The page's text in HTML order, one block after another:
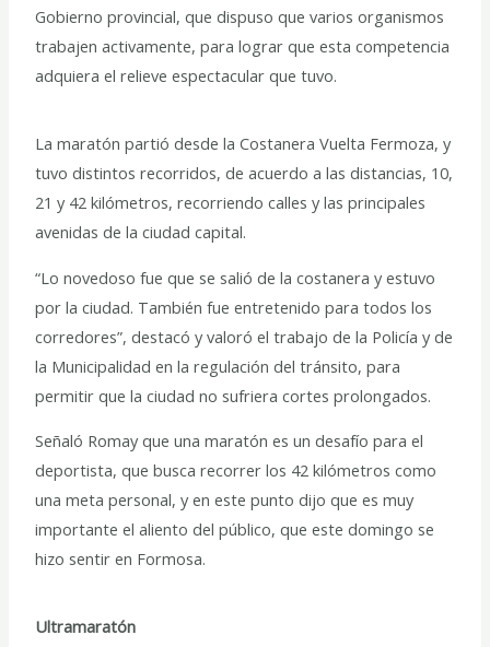
Gobierno provincial, que dispuso que varios organismos
trabajen activamente, para lograr que esta competencia
adquiera el relieve espectacular que tuvo.
La maratón partió desde la Costanera Vuelta Fermoza, y
tuvo distintos recorridos, de acuerdo a las distancias, 10,
21 y 42 kilómetros, recorriendo calles y las principales
avenidas de la ciudad capital.
“Lo novedoso fue que se salió de la costanera y estuvo
por la ciudad. También fue entretenido para todos los
corredores”, destacó y valoró el trabajo de la Policía y de
la Municipalidad en la regulación del tránsito, para
permitir que la ciudad no sufriera cortes prolongados.
Señaló Romay que una maratón es un desafío para el
deportista, que busca recorrer los 42 kilómetros como
una meta personal, y en este punto dijo que es muy
importante el aliento del público, que este domingo se
hizo sentir en Formosa.
Ultramaratón